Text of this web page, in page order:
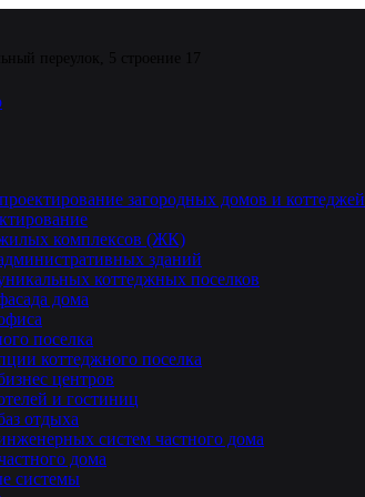
переулок, 5 строение 17
загородных домов и коттеджей
комплексов (ЖК)
зданий
коттеджных поселков
дома
поселка
коттеджного поселка
центров
и гостиниц
отдыха
систем частного дома
дома
системы